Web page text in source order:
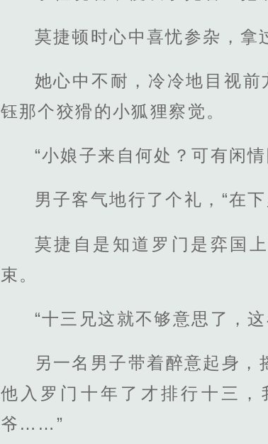
莫捷顿时心中喜忧参杂，拿
她心中不耐，冷冷地目视
钰那个狡猾的小狐狸察觉。
“小娘子来自何处？可有闲
男子客气地行了个礼，“在
莫捷自是知道罗门是弈国
束。
“十三兄这就不够意思了，
另一名男子带着醉意起身，
他入罗门十年了才排行十三
爷……”